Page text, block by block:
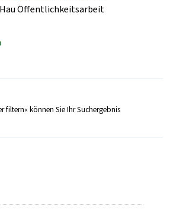
Öffentlichkeitsarbeit
filtern« können Sie Ihr Suchergebnis